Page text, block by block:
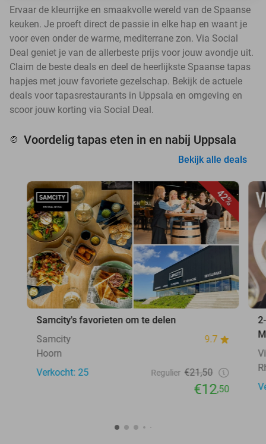
Ervaar de kleurrijke en smaakvolle wereld van de Spaanse
keuken. Je proeft direct de passie in elke hap en waant je
voor even onder de warme, mediterrane zon. Via Social
Deal geniet je van de allerbeste prijs voor jouw avondje uit.
Claim de beste deals en deel de heerlijkste Spaanse tapas
hapjes met jouw favoriete gezelschap. Bekijk de actuele
deals voor tapasrestaurants in Uppsala en omgeving en
scoor jouw korting via Social Deal.
🍲 Voordelig tapas eten in en nabij Uppsala
Bekijk alle deals
42%
Samcity's favorieten om te delen
Samcity
9.7
Hoorn
Verkocht: 25
Regulier €21,50
€12,50